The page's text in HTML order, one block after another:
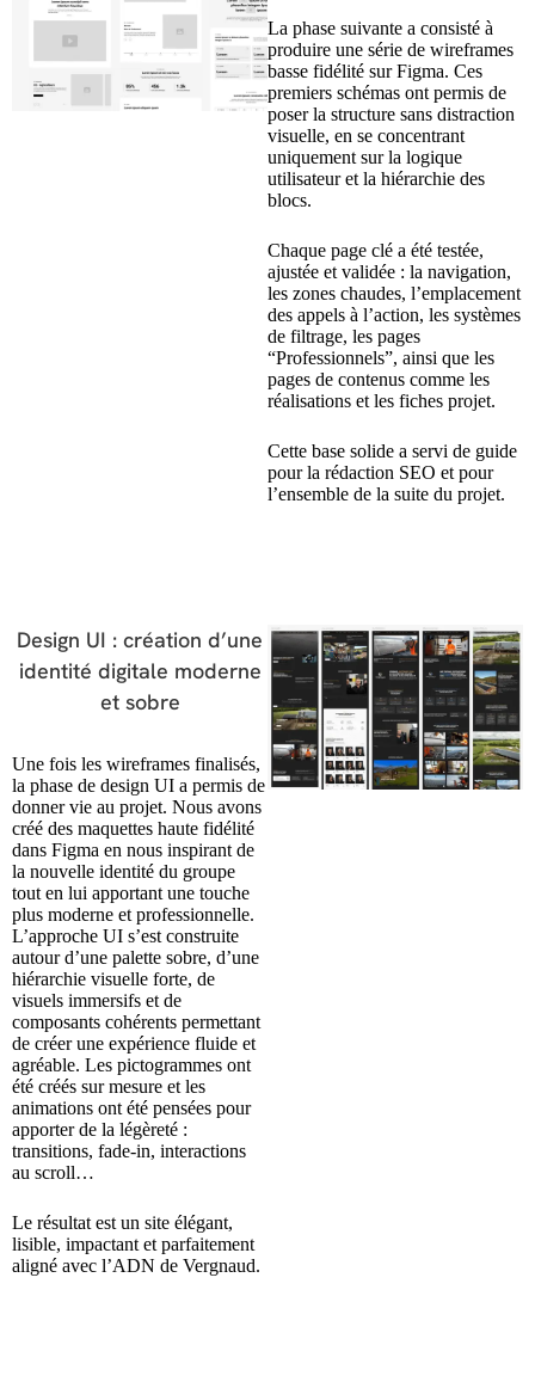
La phase suivante a consisté à
produire une série de wireframes
basse fidélité sur Figma. Ces
premiers schémas ont permis de
poser la structure sans distraction
visuelle, en se concentrant
uniquement sur la logique
utilisateur et la hiérarchie des
blocs.
Chaque page clé a été testée,
ajustée et validée : la navigation,
les zones chaudes, l’emplacement
des appels à l’action, les systèmes
de filtrage, les pages
“Professionnels”, ainsi que les
pages de contenus comme les
réalisations et les fiches projet.
Cette base solide a servi de guide
pour la rédaction SEO et pour
l’ensemble de la suite du projet.
Design UI : création d’une
identité digitale moderne
et sobre
Une fois les wireframes finalisés,
la phase de design UI a permis de
donner vie au projet. Nous avons
créé des maquettes haute fidélité
dans Figma en nous inspirant de
la nouvelle identité du groupe
tout en lui apportant une touche
plus moderne et professionnelle.
L’approche UI s’est construite
autour d’une palette sobre, d’une
hiérarchie visuelle forte, de
visuels immersifs et de
composants cohérents permettant
de créer une expérience fluide et
agréable. Les pictogrammes ont
été créés sur mesure et les
animations ont été pensées pour
apporter de la légèreté :
transitions, fade-in, interactions
au scroll…
Le résultat est un site élégant,
lisible, impactant et parfaitement
aligné avec l’ADN de Vergnaud.